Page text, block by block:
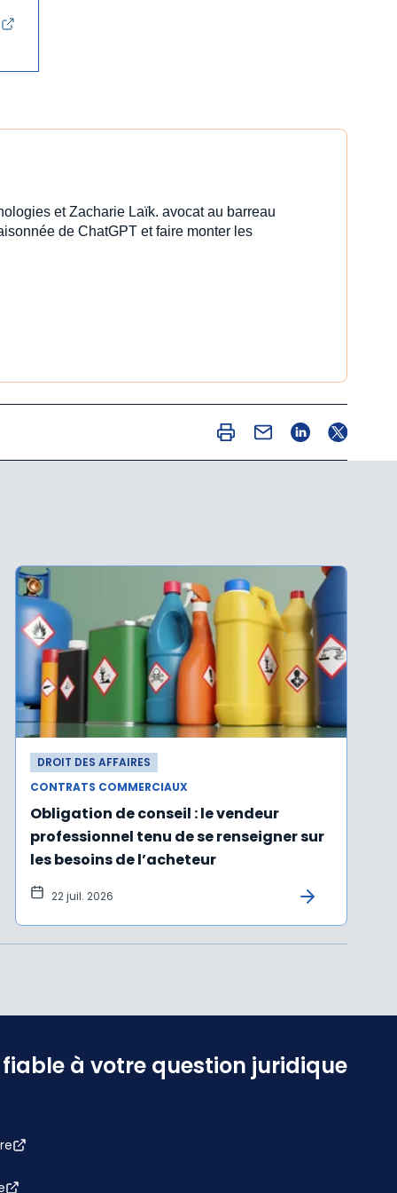
et Zacharie Laïk. avocat au barreau
de ChatGPT et faire monter les
DROIT DES AFFAIRES
CONTRATS COMMERCIAUX
Obligation de conseil : le vendeur
professionnel tenu de se renseigner sur
les besoins de l’acheteur
22 juil. 2026
à votre question juridique